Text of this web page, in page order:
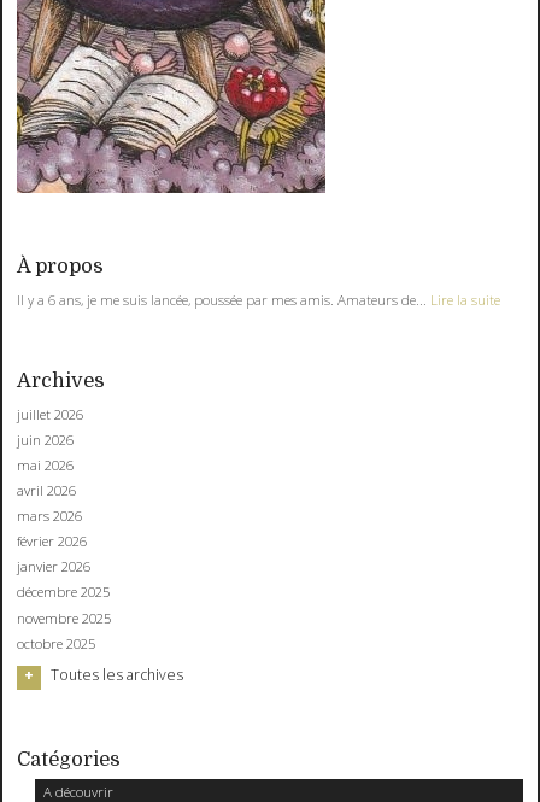
À propos
Il y a 6 ans, je me suis lancée, poussée par mes amis. Amateurs de... Lire la suite
Archives
juillet 2026
juin 2026
mai 2026
avril 2026
mars 2026
février 2026
janvier 2026
décembre 2025
novembre 2025
octobre 2025
Toutes les archives
Catégories
A découvrir